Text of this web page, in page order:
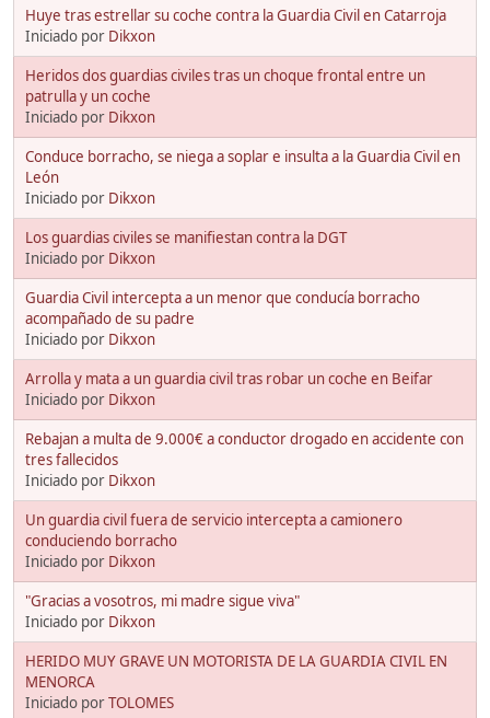
Huye tras estrellar su coche contra la Guardia Civil en Catarroja
Iniciado por Dikxon
Heridos dos guardias civiles tras un choque frontal entre un
patrulla y un coche
Iniciado por Dikxon
Conduce borracho, se niega a soplar e insulta a la Guardia Civil en
León
Iniciado por Dikxon
Los guardias civiles se manifiestan contra la DGT
Iniciado por Dikxon
Guardia Civil intercepta a un menor que conducía borracho
acompañado de su padre
Iniciado por Dikxon
Arrolla y mata a un guardia civil tras robar un coche en Beifar
Iniciado por Dikxon
Rebajan a multa de 9.000€ a conductor drogado en accidente con
tres fallecidos
Iniciado por Dikxon
Un guardia civil fuera de servicio intercepta a camionero
conduciendo borracho
Iniciado por Dikxon
"Gracias a vosotros, mi madre sigue viva"
Iniciado por Dikxon
HERIDO MUY GRAVE UN MOTORISTA DE LA GUARDIA CIVIL EN
MENORCA
Iniciado porTOLOMES